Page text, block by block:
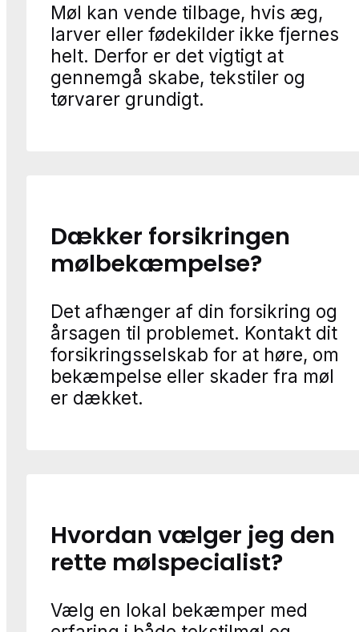
Møl kan vende tilbage, hvis æg,
larver eller fødekilder ikke fjernes
helt. Derfor er det vigtigt at
gennemgå skabe, tekstiler og
tørvarer grundigt.
Dækker forsikringen
mølbekæmpelse?
Det afhænger af din forsikring og
årsagen til problemet. Kontakt dit
forsikringsselskab for at høre, om
bekæmpelse eller skader fra møl
er dækket.
Hvordan vælger jeg den
rette mølspecialist?
Vælg en lokal bekæmper med